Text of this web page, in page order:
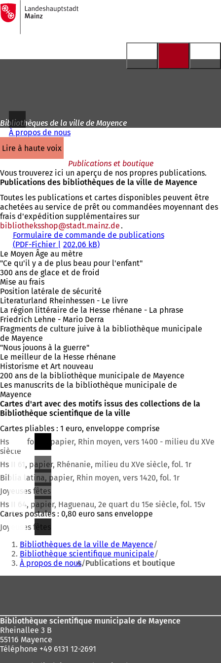
Accéder au contenu
Vers
la
page
d'accueil
Bibliothèques de la ville de Mayence
À propos de nous
lire à haute voix
Publications et boutique
Vous trouverez ici un aperçu de nos propres publications.
Publications des bibliothèques de la ville de Mayence
Toutes les publications et cartes disponibles peuvent être
achetées au service de prêt ou commandées moyennant des
frais d'expédition supplémentaires sur
bibliotheksshop
stadt.mainz de.
Formulaire de commande de publications
PDF-Fichier
202,06 kB
Le Moyen Âge au mètre
"Ce qu'il y a de plus beau pour l'enfant"
300 ans de glace et de froid
Mise au frais
Position latérale de sécurité
Literaturland Rheinhessen - Le livre
La région littéraire de la Hesse rhénane - La phrase
Friedrich Lehne - Mario Derra
Fragments de culture juive à la bibliothèque municipale
de Mayence
"Nous jouons à la guerre"
Le meilleur de la Hesse rhénane
Historisme et Art nouveau
200 ans de la bibliothèque municipale de Mayence
Les manuscrits de la bibliothèque municipale de
Mayence
Cartes d'art avec des motifs issus des collections de la
Bibliothèque scientifique de la ville
Cartes pliables : 1 euro, enveloppe comprise
Hs I 93, fol. 1r, papier, Rhin moyen, vers 1400 - milieu du XVe
siècle
Hs II 61, papier, Rhénanie, milieu du XVe siècle, fol. 1r
Biblia latina, papier, Rhin moyen, vers 1420, fol. 1r
Joyeuses fêtes
Hs II 64, papier, Haguenau, 2e quart du 15e siècle, fol. 15v
Cartes postales : 0,80 euro sans enveloppe
Joyeuses fêtes
Vous
êtes
ici
:
Bibliothèques de la ville de Mayence
Bibliothèque scientifique municipale
À propos de nous Publications et boutique
Bibliothèque scientifique municipale de Mayence
Rheinallee 3 B
55116 Mayence
Téléphone +49 6131 12-2691